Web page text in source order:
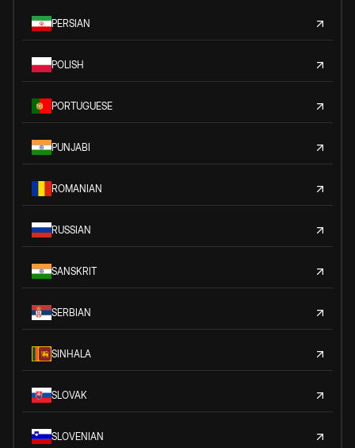
PERSIAN
POLISH
PORTUGUESE
PUNJABI
ROMANIAN
RUSSIAN
SANSKRIT
SERBIAN
SINHALA
SLOVAK
SLOVENIAN